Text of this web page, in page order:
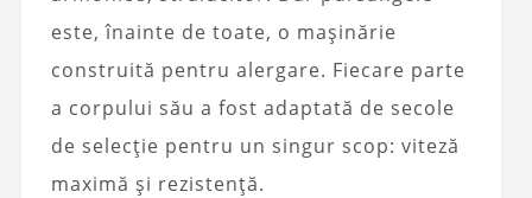
este, înainte de toate, o mașinărie
construită pentru alergare. Fiecare parte
a corpului său a fost adaptată de secole
de selecție pentru un singur scop: viteză
maximă și rezistență.